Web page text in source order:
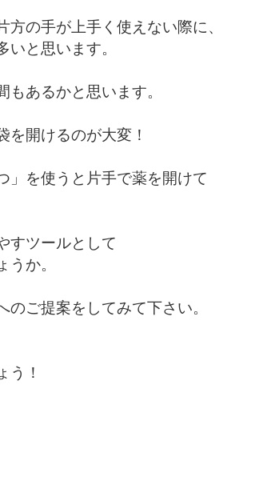
の手が上手く使えない際に、
と思います。
あるかと思います。
を開けるのが大変！
」を使うと片手で薬を開けて
すツールとして
か。
ご提案をしてみて下さい。
う！